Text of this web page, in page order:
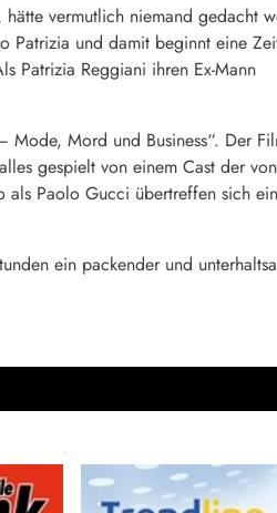
vermutlich niemand gedacht
Patrizia und damit beginnt eine
Patrizia Reggiani ihren Ex-Mann
Mode, Mord und Business“. Der
gespielt von einem Cast der von
als Paolo Gucci übertreffen sich
ein packender und